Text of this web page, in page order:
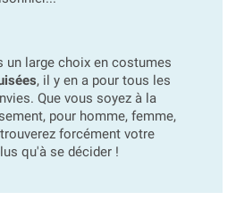
un large choix en costumes
, il y en a pour tous les
Que vous soyez à la
pour homme, femme,
forcément votre
qu'à se décider !